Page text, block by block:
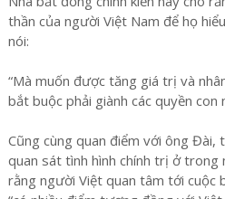
thần của người Việt Nam để họ
nói:
“Mà muốn được tăng giá trị và
bắt buộc phải giành các quyền con
Cũng cùng quan điểm với ông Đài,
quan sát tình hình chính trị ở trong
rằng người Việt quan tâm tới cuộc